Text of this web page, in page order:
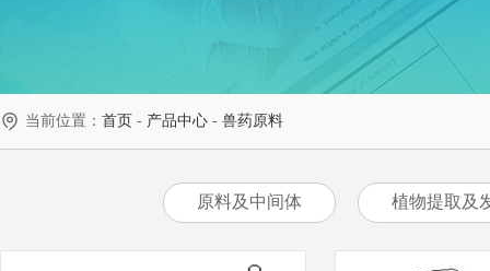
当前位置： 首页 - 产品中心 - 兽药原料
原料及中间体 植物提取及